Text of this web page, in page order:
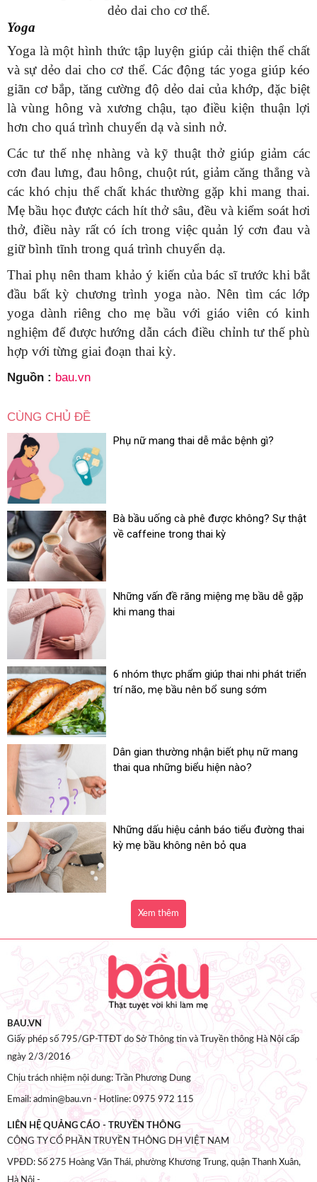
dẻo dai cho cơ thể.
Yoga
Yoga là một hình thức tập luyện giúp cải thiện thể chất
và sự dẻo dai cho cơ thể. Các động tác yoga giúp kéo
giãn cơ bắp, tăng cường độ dẻo dai của khớp, đặc biệt
là vùng hông và xương chậu, tạo điều kiện thuận lợi
hơn cho quá trình chuyển dạ và sinh nở.
Các tư thế nhẹ nhàng và kỹ thuật thở giúp giảm các
cơn đau lưng, đau hông, chuột rút, giảm căng thẳng và
các khó chịu thể chất khác thường gặp khi mang thai.
Mẹ bầu học được cách hít thở sâu, đều và kiểm soát hơi
thở, điều này rất có ích trong việc quản lý cơn đau và
giữ bình tĩnh trong quá trình chuyển dạ.
Thai phụ nên tham khảo ý kiến của bác sĩ trước khi bắt
đầu bất kỳ chương trình yoga nào. Nên tìm các lớp
yoga dành riêng cho mẹ bầu với giáo viên có kinh
nghiệm để được hướng dẫn cách điều chỉnh tư thế phù
hợp với từng giai đoạn thai kỳ.
Nguồn : bau.vn
CÙNG CHỦ ĐỀ
Phụ nữ mang thai dễ mắc bệnh gì?
Bà bầu uống cà phê được không? Sự thật
về caffeine trong thai kỳ
Những vấn đề răng miệng mẹ bầu dễ gặp
khi mang thai
6 nhóm thực phẩm giúp thai nhi phát triển
trí não, mẹ bầu nên bổ sung sớm
Dân gian thường nhận biết phụ nữ mang
thai qua những biểu hiện nào?
Những dấu hiệu cảnh báo tiểu đường thai
kỳ mẹ bầu không nên bỏ qua
Xem thêm
BAU.VN
Giấy phép số 795/GP-TTĐT do Sở Thông tin và Truyền thông Hà Nội cấp
ngày 2/3/2016
Chịu trách nhiệm nội dung: Trần Phương Dung
Email: admin@bau.vn - Hotline: 0975 972 115
LIÊN HỆ QUẢNG CÁO - TRUYỀN THÔNG
CÔNG TY CỔ PHẦN TRUYỀN THÔNG DH VIỆT NAM
VPĐD: Số 275 Hoàng Văn Thái, phường Khương Trung, quận Thanh Xuân,